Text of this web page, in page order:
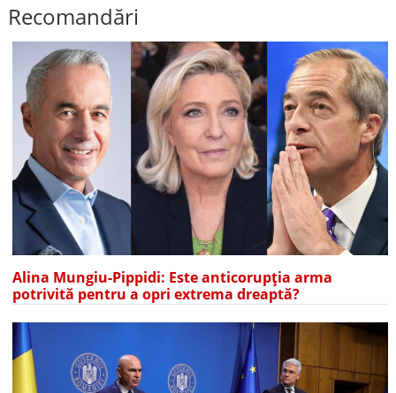
Recomandări
Alina Mungiu-Pippidi: Este anticorupția arma
potrivită pentru a opri extrema dreaptă?